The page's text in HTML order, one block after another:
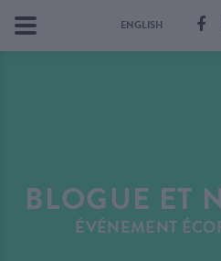
ENGLISH
BLOGUE ET
ÉVÉNEMENT